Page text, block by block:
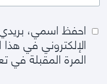
احفظ اسمي، بريدي
الإلكتروني في
المرة المقبلة في